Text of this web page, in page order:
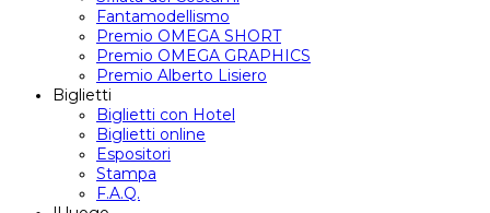
Fantamodellismo
Premio OMEGA SHORT
Premio OMEGA GRAPHICS
Premio Alberto Lisiero
Biglietti
Biglietti con Hotel
Biglietti online
Espositori
Stampa
F.A.Q.